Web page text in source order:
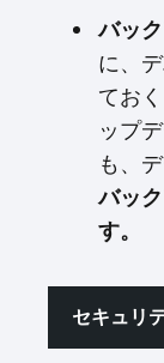
バッ
に、
てお
ップ
も、
バッ
す。
セキュリ